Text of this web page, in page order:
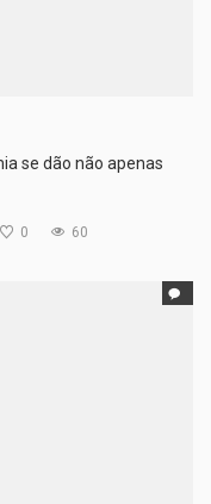
se dão não apenas
0 60